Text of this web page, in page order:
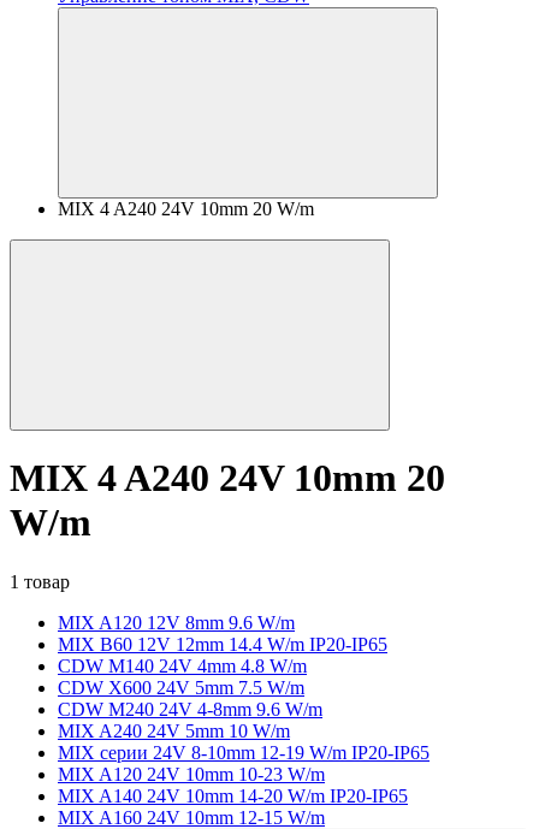
MIX 4 A240 24V 10mm 20 W/m
MIX 4 A240 24V 10mm 20
W/m
1 товар
MIX A120 12V 8mm 9.6 W/m
MIX B60 12V 12mm 14.4 W/m IP20-IP65
CDW M140 24V 4mm 4.8 W/m
CDW X600 24V 5mm 7.5 W/m
CDW M240 24V 4-8mm 9.6 W/m
MIX A240 24V 5mm 10 W/m
MIX серии 24V 8-10mm 12-19 W/m IP20-IP65
MIX A120 24V 10mm 10-23 W/m
MIX A140 24V 10mm 14-20 W/m IP20-IP65
MIX A160 24V 10mm 12-15 W/m